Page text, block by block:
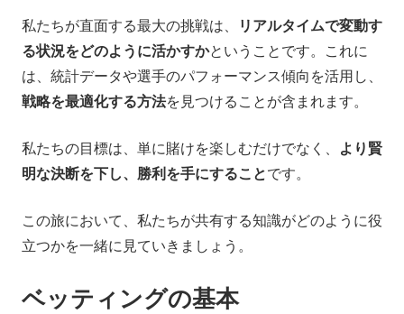
ベ
ッ
テ
ィ
グ
私たちが直面する最大の挑戦は、
リアルタイムで変動す
る状況をどのように活かすかということです。これに
は、統計データや選手のパフォーマンス傾向を活用し、
戦略を最適化する方法を見つけることが含まれます。
私たちの目標は、単に賭けを楽しむだけでなく、
より賢
明な決断を下し、勝利を手にすることです。
この旅において、私たちが共有する知識がどのように役
立つかを一緒に見ていきましょう。
ベッティングの基本